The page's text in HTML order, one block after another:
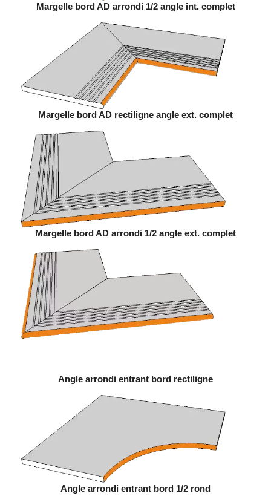
Margelle bord AD arrondi 1/2 angle int. complet
Margelle bord AD rectiligne angle ext. complet
Margelle bord AD arrondi 1/2 angle ext. complet
Angle arrondi entrant bord rectiligne
Angle arrondi entrant bord 1/2 rond